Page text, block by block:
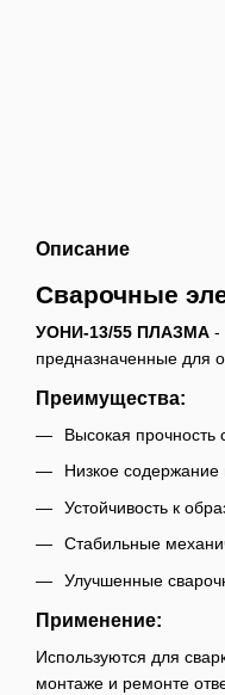
Описание
Сварочные
УОНИ-13/55 ПЛАЗМА -
предназначенные для
Преимущества:
Высокая прочность
Низкое
Устойчивость к
Стабильные
Улучшенные
Применение:
Используются для
монтаже и ремонте